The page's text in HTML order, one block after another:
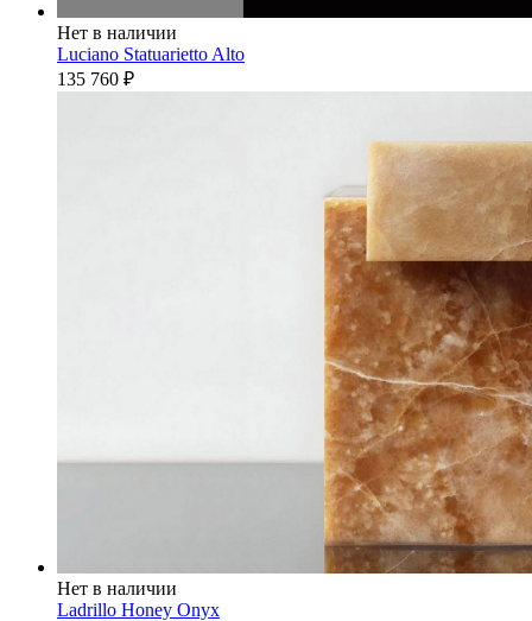
Нет в наличии
Luciano Statuarietto Alto
135 760 ₽
Нет в наличии
Ladrillo Honey Onyx